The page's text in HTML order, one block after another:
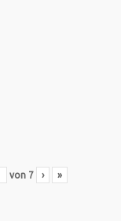
von 7 › »